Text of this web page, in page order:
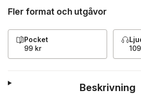
Fler format och utgåvor
Pocket
99 kr
Beskrivning